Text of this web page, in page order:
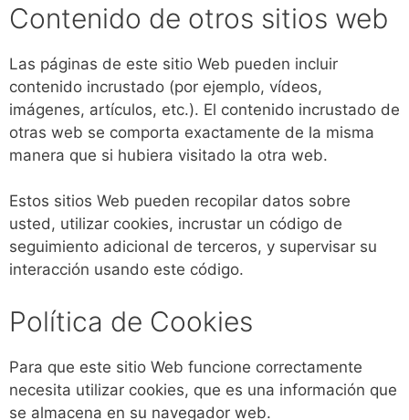
Contenido de otros sitios web
Las páginas de este sitio Web pueden incluir
contenido incrustado (por ejemplo, vídeos,
imágenes, artículos, etc.). El contenido incrustado de
otras web se comporta exactamente de la misma
manera que si hubiera visitado la otra web.
Estos sitios Web pueden recopilar datos sobre
usted, utilizar cookies, incrustar un código de
seguimiento adicional de terceros, y supervisar su
interacción usando este código.
Política de Cookies
Para que este sitio Web funcione correctamente
necesita utilizar cookies, que es una información que
se almacena en su navegador web.